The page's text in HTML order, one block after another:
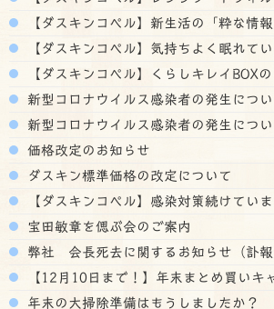
【ダスキンコペル】新生活の「粋な情報
【ダスキンコペル】気持ちよく眠れて
【ダスキンコペル】くらしキレイBOX
新型コロナウイルス感染者の発生につい
新型コロナウイルス感染者の発生につい
価格改定のお知らせ
ダスキン標準価格の改定について
【ダスキンコペル】感染対策続けてい
宝田敏章を偲ぶ会のご案内
弊社 会長死去に関するお知らせ（訃報
【12月10日まで！】年末まとめ買いキ
年末の大掃除準備はもうしましたか？